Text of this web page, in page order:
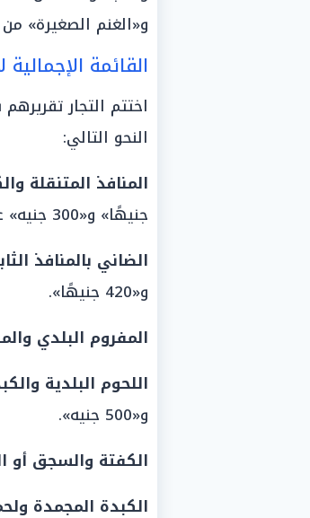
و«الغنم الصغيرة» من «12 ألف
القائمة
اختتم التجار
النحو التالي:
المنافذ المتنقلة
جنيهًا» و«300 جنيه» على التوالي.
الضاني بالمنافذ
و«420 جنيهًا».
المفروم البلدي
اللحوم البلدية
و«500 جنيه».
الكفتة والسجق أو
الكبدة المجمدة